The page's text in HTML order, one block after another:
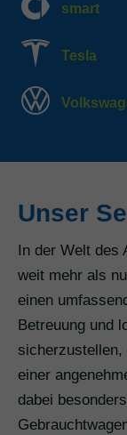
smart
Tesla
Unser
In der Welt des
weit mehr als
einen
Betreuung und
einer
dabei